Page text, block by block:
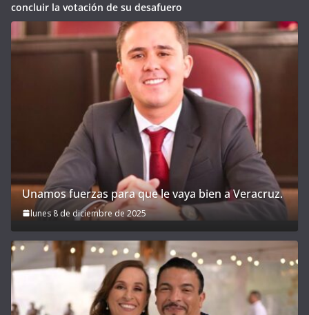
concluir la votación de su desafuero
Unamos fuerzas para que le vaya bien a Veracruz.
lunes 8 de diciembre de 2025